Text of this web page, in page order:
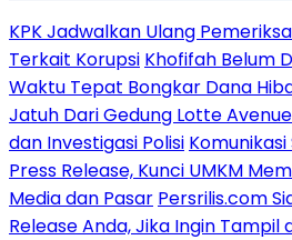
KPK Jadwalkan Ulang
Terkait Korupsi Khofifah Belum
Waktu Tepat Bongkar Dana
Jatuh Dari Gedung Lotte
dan Investigasi Polisi
Press Release, Kunci UMKM
Media dan Pasar Persrilis.com
Release Anda, Jika Ingin Tampil